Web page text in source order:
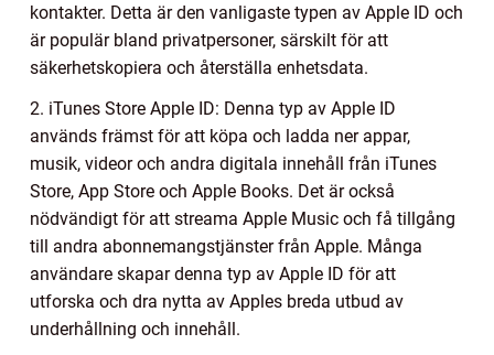
kontakter. Detta är den vanligaste typen av Apple ID och
är populär bland privatpersoner, särskilt för att
säkerhetskopiera och återställa enhetsdata.
2. iTunes Store Apple ID: Denna typ av Apple ID
används främst för att köpa och ladda ner appar,
musik, videor och andra digitala innehåll från iTunes
Store, App Store och Apple Books. Det är också
nödvändigt för att streama Apple Music och få tillgång
till andra abonnemangstjänster från Apple. Många
användare skapar denna typ av Apple ID för att
utforska och dra nytta av Apples breda utbud av
underhållning och innehåll.